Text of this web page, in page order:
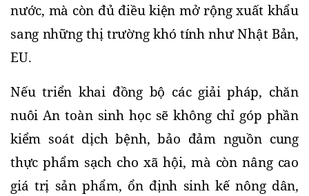
nước, mà còn đủ điều kiện mở rộng xuất khẩu
sang những thị trường khó tính như Nhật Bản,
EU.
Nếu triển khai đồng bộ các giải pháp, chăn
nuôi An toàn sinh học sẽ không chỉ góp phần
kiểm soát dịch bệnh, bảo đảm nguồn cung
thực phẩm sạch cho xã hội, mà còn nâng cao
giá trị sản phẩm, ổn định sinh kế nông dân,